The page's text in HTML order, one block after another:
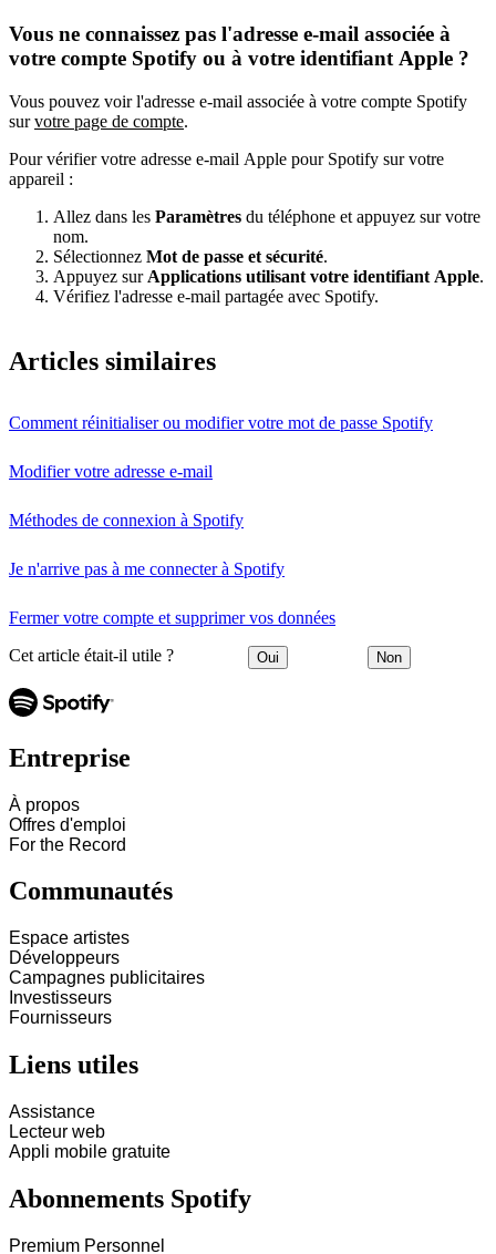
Vous ne connaissez pas l'adresse e-mail associée à
votre compte Spotify ou à votre identifiant Apple ?
Vous pouvez voir l'adresse e-mail associée à votre compte Spotify
survotre page de compte.
Pour vérifier votre adresse e-mail Apple pour Spotify sur votre
appareil :
Allez dans les Paramètres du téléphone et appuyez sur votre
nom.
Sélectionnez Mot de passe et sécurité.
Appuyez sur Applications utilisant votre identifiant Apple.
Vérifiez l'adresse e-mail partagée avec Spotify.
Articles similaires
Comment réinitialiser ou modifier votre mot de passe Spotify
Modifier votre adresse e-mail
Méthodes de connexion à Spotify
Je n'arrive pas à me connecter à Spotify
Fermer votre compte et supprimer vos données
Cet article était-il utile ? Oui Non
Entreprise
À propos
Offres d'emploi
For the Record
Communautés
Espace artistes
Développeurs
Campagnes publicitaires
Investisseurs
Fournisseurs
Liens utiles
Assistance
Lecteur web
Appli mobile gratuite
Abonnements Spotify
Premium Personnel